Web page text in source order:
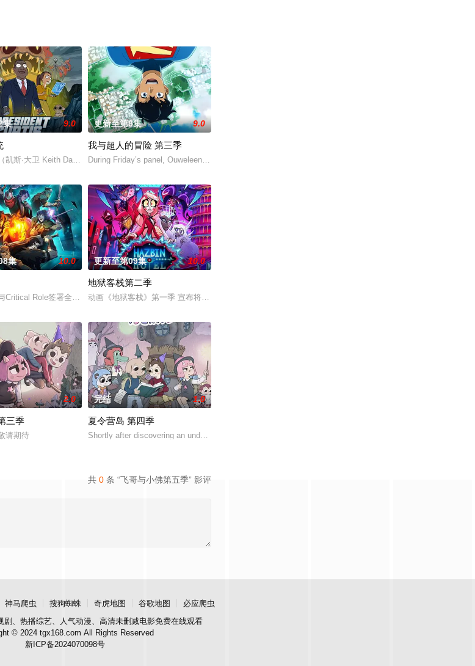
他们将在最脆弱的时间点遭遇袭击——如今，1990年代。天启发威，大战来临。
集 9.0
凯斯·大卫 Keith David 配音）及其古怪的幕僚团队将共同应对那些瑞克根本不会理会的一系列危机——从跨维度外交到超自然现象调
更新至第8集 9.0
我与超人的冒险 第三季
During Friday’s panel, Ouweleen also revealed that “My Adventures with Sup
集 10.0
Critical Role签署全面电视和电影首映合作协议，《Mighty Nein》动画系列是其首个项目，改编自龙与地下城跑团节目《关键
更新至第09集 10.0
地狱客栈第二季
动画《地狱客栈》第一季 宣布将于 2024年1月19日 正式上线 Prime Video。
都在一个神奇的夏令营。营地有许多奇怪的事件，如：夏令营辅导员是由受欢
最好的朋友奥斯卡，一头大象；和刺猬都在一个神奇的夏令营。营地有许多奇怪的事件，如：夏令营辅导员是由受欢
2.0
三季
请期待
完结 1.0
夏令营岛 第四季
Shortly after discovering an underwater portal, Oscar learns that his retu
共 0 条 “飞哥与小佛第五季” 影评
神马爬虫 搜狗蜘蛛 奇虎地图 谷歌地图
必应爬虫
剧、热播综艺、人气动漫、高清未删减电影免费在线观看
© 2024 tgx168.com All Rights Reserved
新ICP备2024070098号